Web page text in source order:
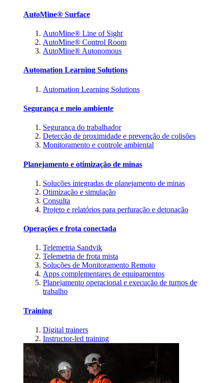
AutoMine® Surface
AutoMine® Line of Sight
AutoMine® Control Room
AutoMine® Autonomous
Automation Learning Solutions
Automation Learning Solutions
Segurança e meio ambiente
Segurança do trabalhador
Detecção de proximidade e prevenção de colisões
Monitoramento e controle ambiental
Planejamento e otimização de minas
Soluções integradas de planejamento de minas
Otimização e simulação
Consulta
Projeto e relatórios para perfuração e detonação
Operações e frota conectada
Telemetria Sandvik
Telemetria de frota mista
Soluções de Monitoramento Remoto
Apps complementares de equipamentos
Planejamento operacional e execução de turnos de
trabalho
Training
Digital trainers
Instructor-led training